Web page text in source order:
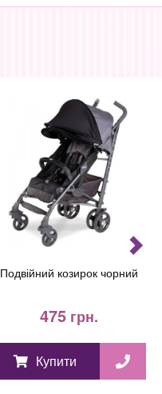
Подвійний козирок чорний
475грн.
Купити